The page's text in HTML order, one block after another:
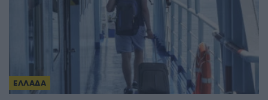
ΕΛΛΑΔΑ